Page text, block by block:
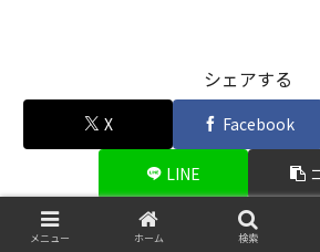
シェアする
X Facebook
LINE
メニュー ホーム 検索